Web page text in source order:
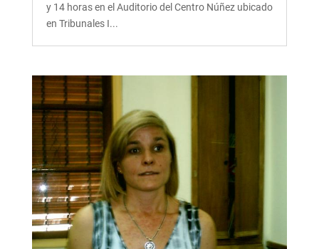
y 14 horas en el Auditorio del Centro Núñez ubicado
en Tribunales I...